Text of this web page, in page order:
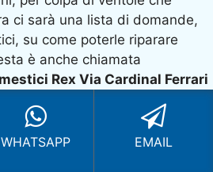
ci sarà una lista di domande,
su come poterle riparare
è anche chiamata
Rex Via Cardinal Ferrari
nel senso che l’utente è
soluzioni di diversi problemi,
tecnico direttamente.
WHATSAPP EMAIL